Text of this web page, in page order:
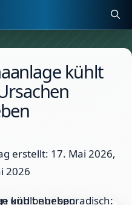
kühlt
erstellt: 17. Mai 2026,
2026